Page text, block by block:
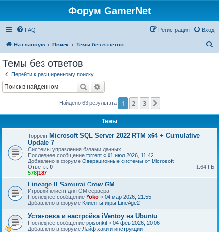
Форум GamerNet
FAQ Вход
Регистрация
На главную Поиск Темы без ответов
Темы без ответов
Перейти к расширенному поиску
Поиск
Найдено 63 результата 1 2 3
Темы
Торрент Microsoft SQL Server 2022 RTM x64 + Cumulative
Update 7
Системы управления базами данных
Последнее сообщение torrent « 01 июл 2026, 11:42
Добавлено в форуме Операционные системы от Microsoft
Ответы: 0
578|187
1.64 ГБ
Lineage II Samurai Crow GM
Игровой клиент для GM сервера
Последнее сообщение Yoko « 04 мар 2026, 21:55
Добавлено в форуме Клиенты игры LineAge2
Установка и настройка iVentoy на Ubuntu
Последнее сообщение poisonkit « 04 фев 2026, 20:06
Добавлено в форуме Лайф хаки и инструкции